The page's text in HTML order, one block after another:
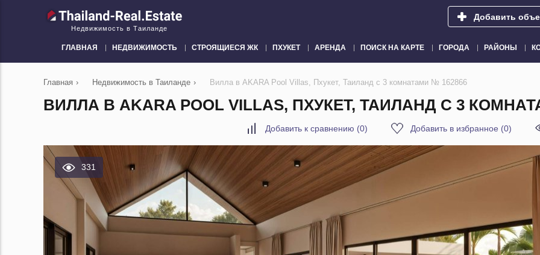
Недвижимость в Таиланде
Добавить
ГЛАВНАЯ НЕДВИЖИМОСТЬ СТРОЯЩИЕСЯ ЖК ПХУКЕТ АРЕНДА ПОИСК НА КАРТЕ ГОРОДА РАЙОНЫ
Главная › Недвижимость в Таиланде › Вилла в AKARA Pool Villas, Пхукет, Таиланд с 3 комнатами № 162866
ВИЛЛА В AKARA POOL VILLAS, ПХУКЕТ, ТАИЛАНД С 3
Добавить к сравнению (0) Добавить в избранное (0)
331